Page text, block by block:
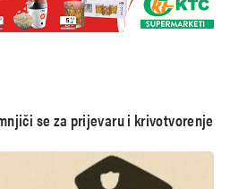
se za prijevaru i krivotvorenje